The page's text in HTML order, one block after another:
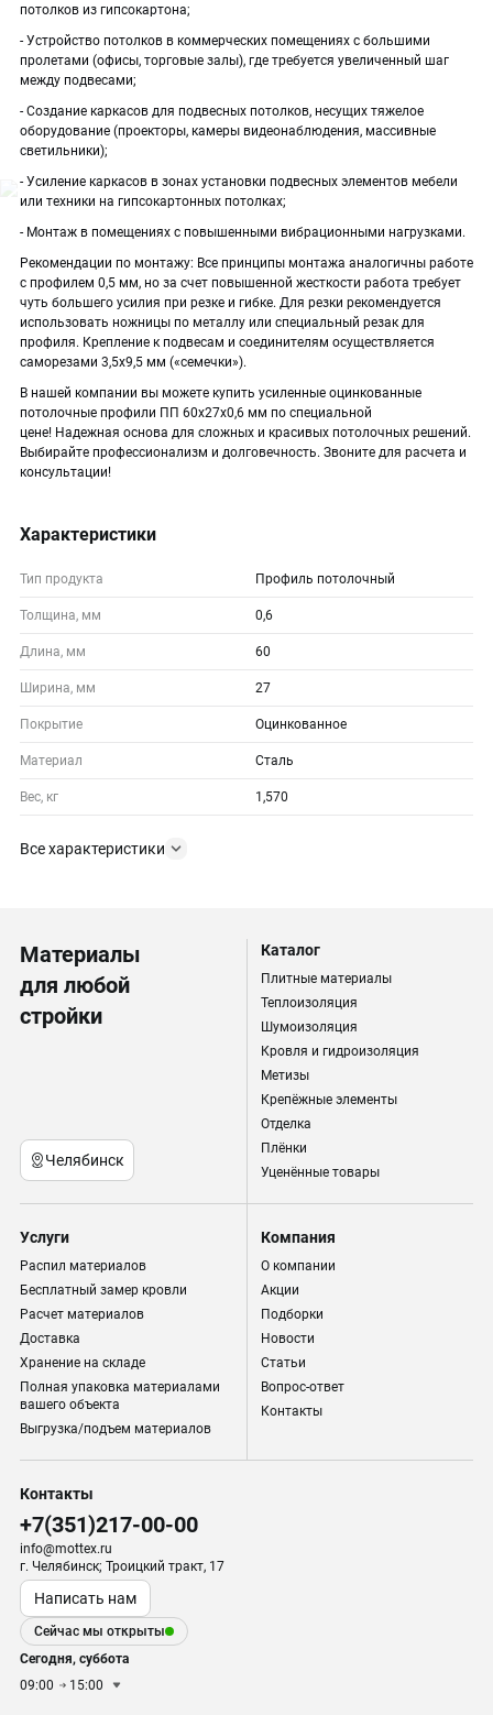
потолков из гипсокартона;
- Устройство потолков в коммерческих помещениях с большими
пролетами (офисы, торговые залы), где требуется увеличенный шаг
между подвесами;
- Создание каркасов для подвесных потолков, несущих тяжелое
оборудование (проекторы, камеры видеонаблюдения, массивные
светильники);
- Усиление каркасов в зонах установки подвесных элементов мебели
или техники на гипсокартонных потолках;
- Монтаж в помещениях с повышенными вибрационными нагрузками.
Рекомендации по монтажу: Все принципы монтажа аналогичны работе
с профилем 0,5 мм, но за счет повышенной жесткости работа требует
чуть большего усилия при резке и гибке. Для резки рекомендуется
использовать ножницы по металлу или специальный резак для
профиля. Крепление к подвесам и соединителям осуществляется
саморезами 3,5х9,5 мм («семечки»).
В нашей компании вы можете купить усиленные оцинкованные
потолочные профили ПП 60х27х0,6 мм по специальной
цене! Надежная основа для сложных и красивых потолочных решений.
Выбирайте профессионализм и долговечность. Звоните для расчета и
консультации!
Характеристики
Тип продукта Профиль потолочный
Толщина, мм 0,6
Длина, мм 60
Ширина, мм 27
Покрытие Оцинкованное
Материал Сталь
Вес, кг 1,570
Все характеристики
Материалы
для любой
стройки
Челябинск
Каталог
Плитные материалы
Теплоизоляция
Шумоизоляция
Кровля и гидроизоляция
Метизы
Крепёжные элементы
Отделка
Плёнки
Уценённые товары
Услуги
Распил материалов
Бесплатный замер кровли
Расчет материалов
Доставка
Хранение на складе
Полная упаковка материалами
вашего объекта
Выгрузка/подъем материалов
Компания
О компании
Акции
Подборки
Новости
Статьи
Вопрос-ответ
Контакты
Контакты
+7(351)217-00-00
info@mottex.ru
г. Челябинск; Троицкий тракт, 17
Написать нам
Сейчас мы открыты
Сегодня, суббота
09:00
15:00